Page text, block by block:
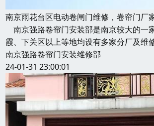
南京雨花台区电动卷闸门维修，卷帘门厂
南京强路卷帘门安装部是南京较大的一
霞、下关区以上等地均设有多家分厂及
南京强路卷帘门安装维修部
24-01-31 23:00:01